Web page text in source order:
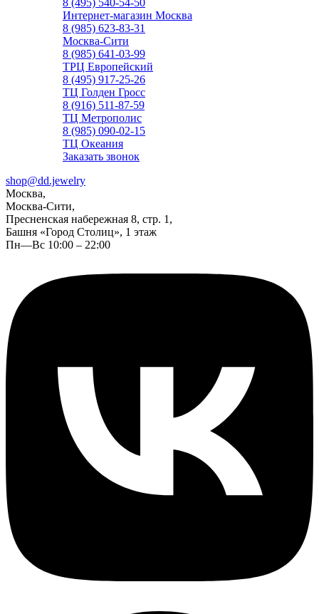
8 (495) 540-54-50
Интернет-магазин Москва
8 (985) 623-83-31
Москва-Сити
8 (985) 641-03-99
ТРЦ Европейский
8 (495) 917-25-26
ТЦ Голден Гросс
8 (916) 511-87-59
ТЦ Метрополис
8 (985) 090-02-15
ТЦ Океания
Заказать звонок
shop@dd.jewelry
Москва,
Москва-Сити,
Пресненская набережная 8, стр. 1,
Башня «Город Столиц», 1 этаж
Пн—Вс 10:00 – 22:00